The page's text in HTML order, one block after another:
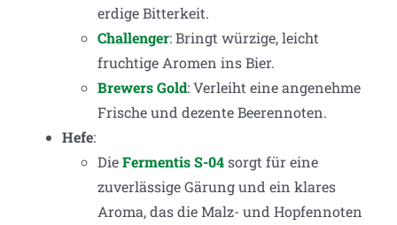
erdige Bitterkeit.
Challenger: Bringt würzige, leicht
fruchtige Aromen ins Bier.
Brewers Gold: Verleiht eine angenehme
Frische und dezente Beerennoten.
Hefe:
DieFermentis S-04sorgt für eine
zuverlässige Gärung und ein klares
Aroma, das die Malz- und Hopfennoten